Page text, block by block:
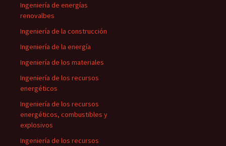
Ingeniería de energías
renovalbes
Ingeniería de la construcción
Ingeniería de la energía
Ingeniería de los materiales
Ingeniería de los recursos
energéticos
Ingeniería de los recursos
energéticos, combustibles y
explosivos
Ingeniería de los recursos